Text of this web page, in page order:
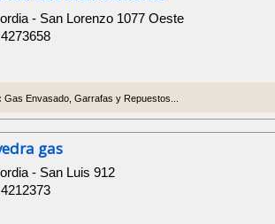
- San Lorenzo 1077 Oeste
Gas Envasado, Garrafas y Repuestos...
gas
- San Luis 912